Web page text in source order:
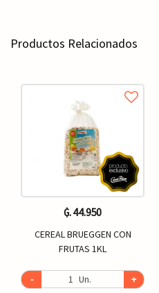
Productos Relacionados
₲. 44.950
CEREAL BRUEGGEN CON
FRUTAS 1KL
- Un. +